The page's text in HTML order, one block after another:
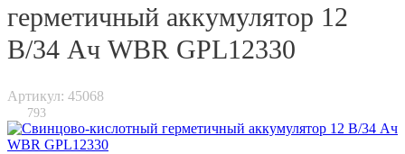
герметичный аккумулятор 12
В/34 Ач WBR GPL12330
Артикул: 45068
793